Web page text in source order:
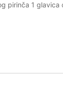
pirinča 1 glavica